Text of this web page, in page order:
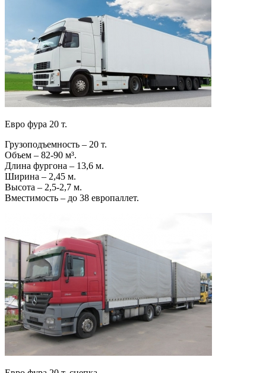
Евро фура 20 т.
Грузоподъемность – 20 т.
Объем – 82-90 м³.
Длина фургона – 13,6 м.
Ширина – 2,45 м.
Высота – 2,5-2,7 м.
Вместимость – до 38 европаллет.